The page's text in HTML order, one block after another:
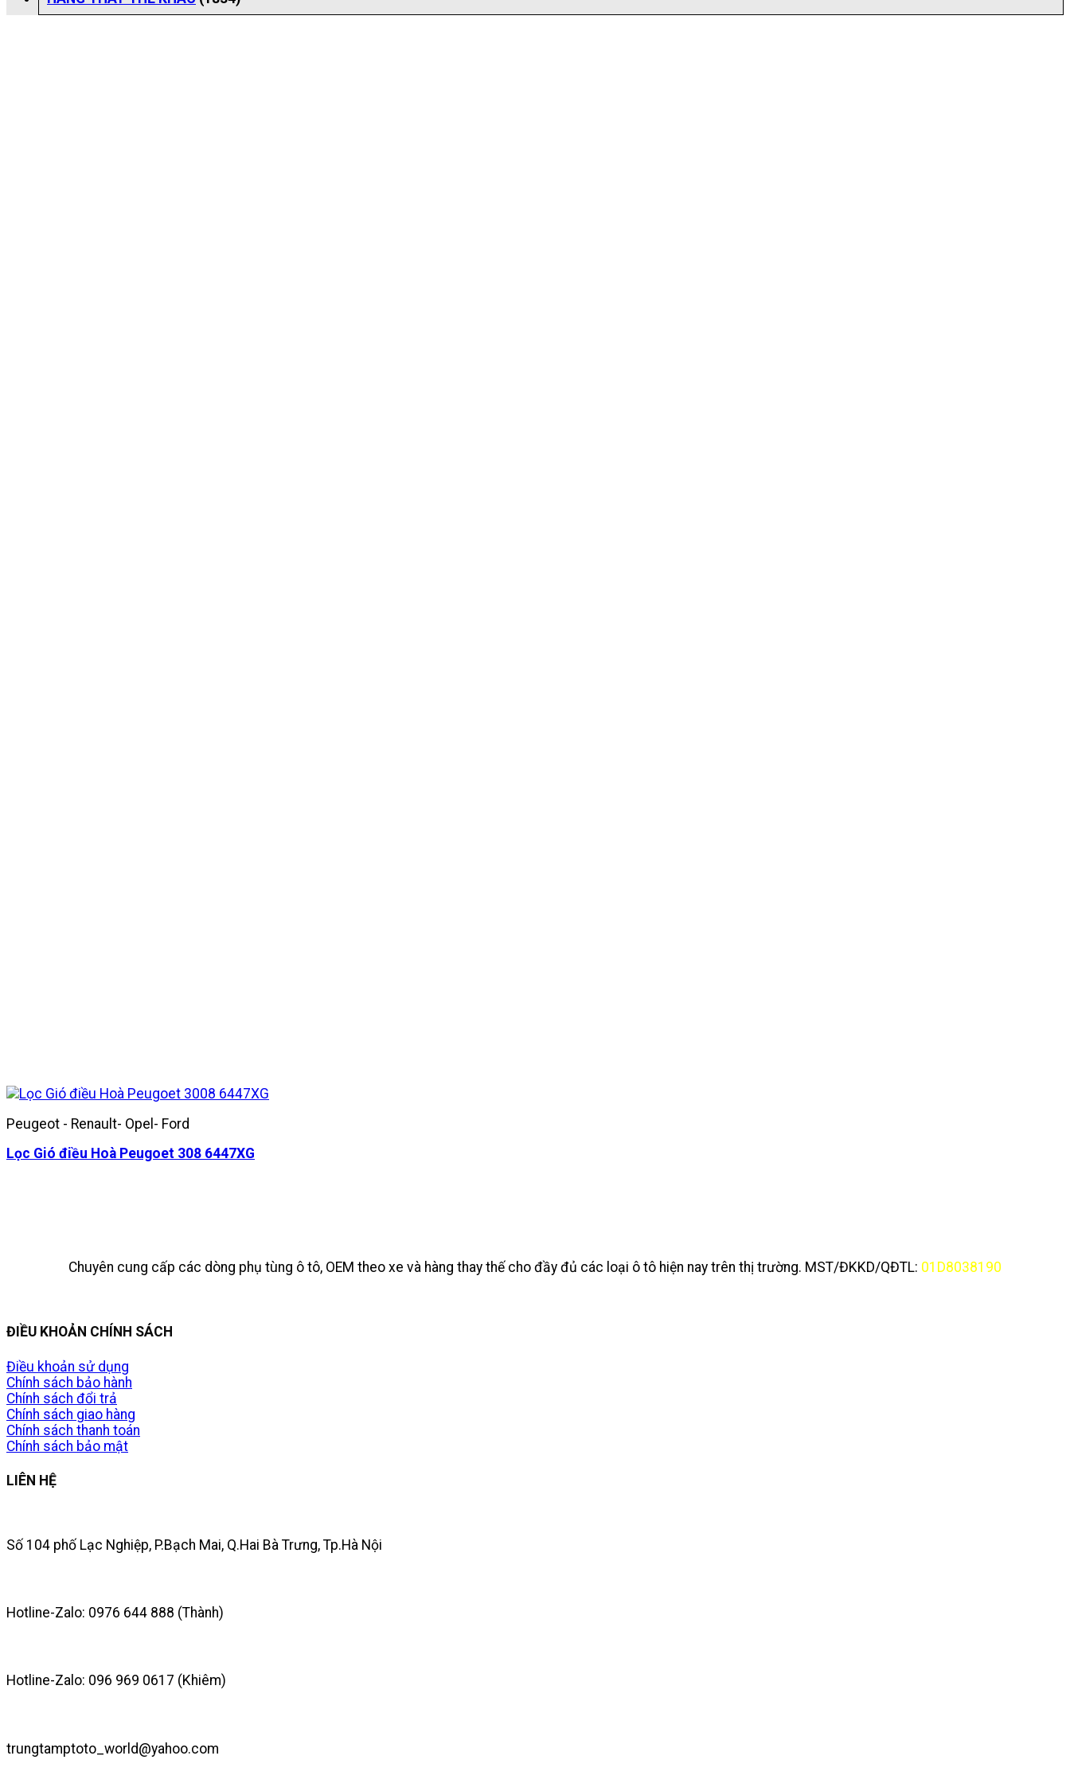
Peugeot - Renault- Opel- Ford
Lọc Gió điều Hoà Peugoet 308 6447XG
Chuyên cung cấp các dòng phụ tùng ô tô, OEM theo xe và hàng thay thế cho đầy đủ các loại ô tô hiện nay trên thị trường. MST/ĐKKD/QĐTL: 01D8038190
ĐIỀU KHOẢN CHÍNH SÁCH
Điều khoản sử dụng
Chính sách bảo hành
Chính sách đổi trả
Chính sách giao hàng
Chính sách thanh toán
Chính sách bảo mật
LIÊN HỆ
Số 104 phố Lạc Nghiệp, P.Bạch Mai, Q.Hai Bà Trưng, Tp.Hà Nội
Hotline-Zalo: 0976 644 888 (Thành)
Hotline-Zalo: 096 969 0617 (Khiêm)
trungtamptoto_world@yahoo.com